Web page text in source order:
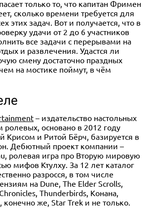
только то, что капитан Фримен
сколько времени требуется для
этих задач. Вот и получается, что в
удачи от 2 до 6 участников
все задачи с перерывами на
и развлечения. Удастся ли
смену достаточно праздных
на мостике поймут, в чём
– издательство настольных
ролевых, основано в 2012 году
Крисом и Ритой Бёрч, базируется в
Дебютный проект компании –
ролевая игра про Вторую мировую
мифов Ктулху. За 12 лет каталог
разросся, в том числе
на Dune, The Elder Scrolls,
Thunderbirds, Конана,
конечно же, Star Trek и не только.